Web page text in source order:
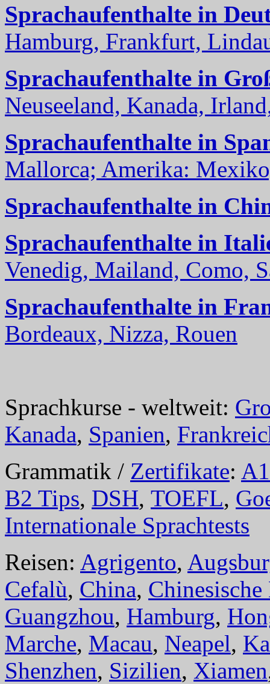
Sprachaufenthalte in
Hamburg, Frankfurt,
Sprachaufenthalte in
Neuseeland, Kanada,
Sprachaufenthalte in
Mallorca; Amerika:
Sprachaufenthalte in
Sprachaufenthalte in
Venedig, Mailand, Como,
Sprachaufenthalte in
Bordeaux, Nizza, Rouen
Sprachkurse - weltweit:
Kanada, Spanien,
Grammatik / Zertifikate: A1
B2 Tips, DSH, TOEFL,
Internationale Sprachtests
Reisen: Agrigento,
Cefalù, China, Chinesische
Guangzhou, Hamburg,
Marche, Macau, Neapel,
Shenzhen, Sizilien, Xiamen